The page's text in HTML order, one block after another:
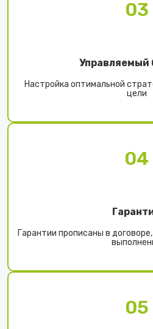
03
Настройка оптимальной
цели
04
Гарантии прописаны в
05